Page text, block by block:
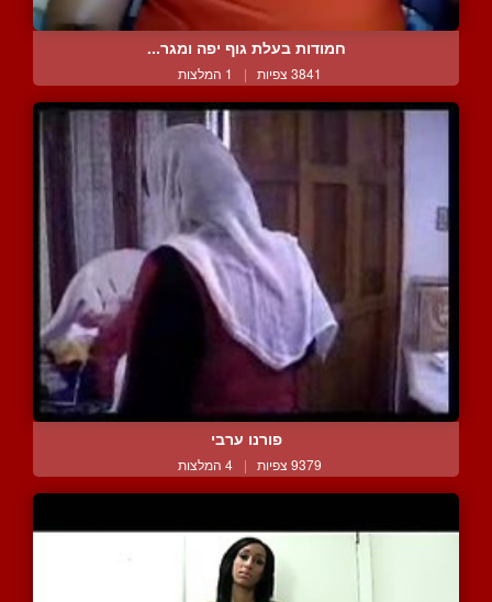
חמודות בעלת גוף יפה ומגר...
3841 צפיות | 1 המלצות
פורנו ערבי
9379 צפיות | 4 המלצות